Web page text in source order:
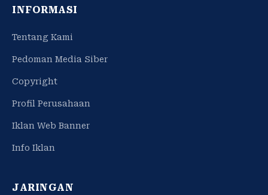
INFORMASI
Tentang Kami
Pedoman Media Siber
Copyright
Profil Perusahaan
Iklan Web Banner
Info Iklan
JARINGAN